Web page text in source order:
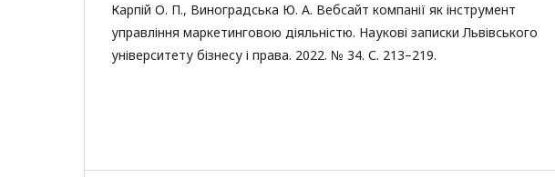
Карпій О. П., Виноградська Ю. А. Вебсайт компанії як інструмент
управління маркетинговою діяльністю. Наукові записки Львівського
університету бізнесу і права. 2022. № 34. С. 213–219.